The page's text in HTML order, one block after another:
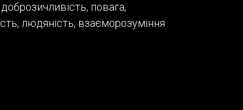
повага,
людяність, взаєморозуміння